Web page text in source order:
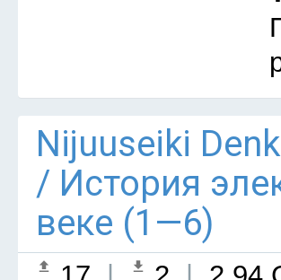
Nijuuseiki
/ История
веке (1—6)